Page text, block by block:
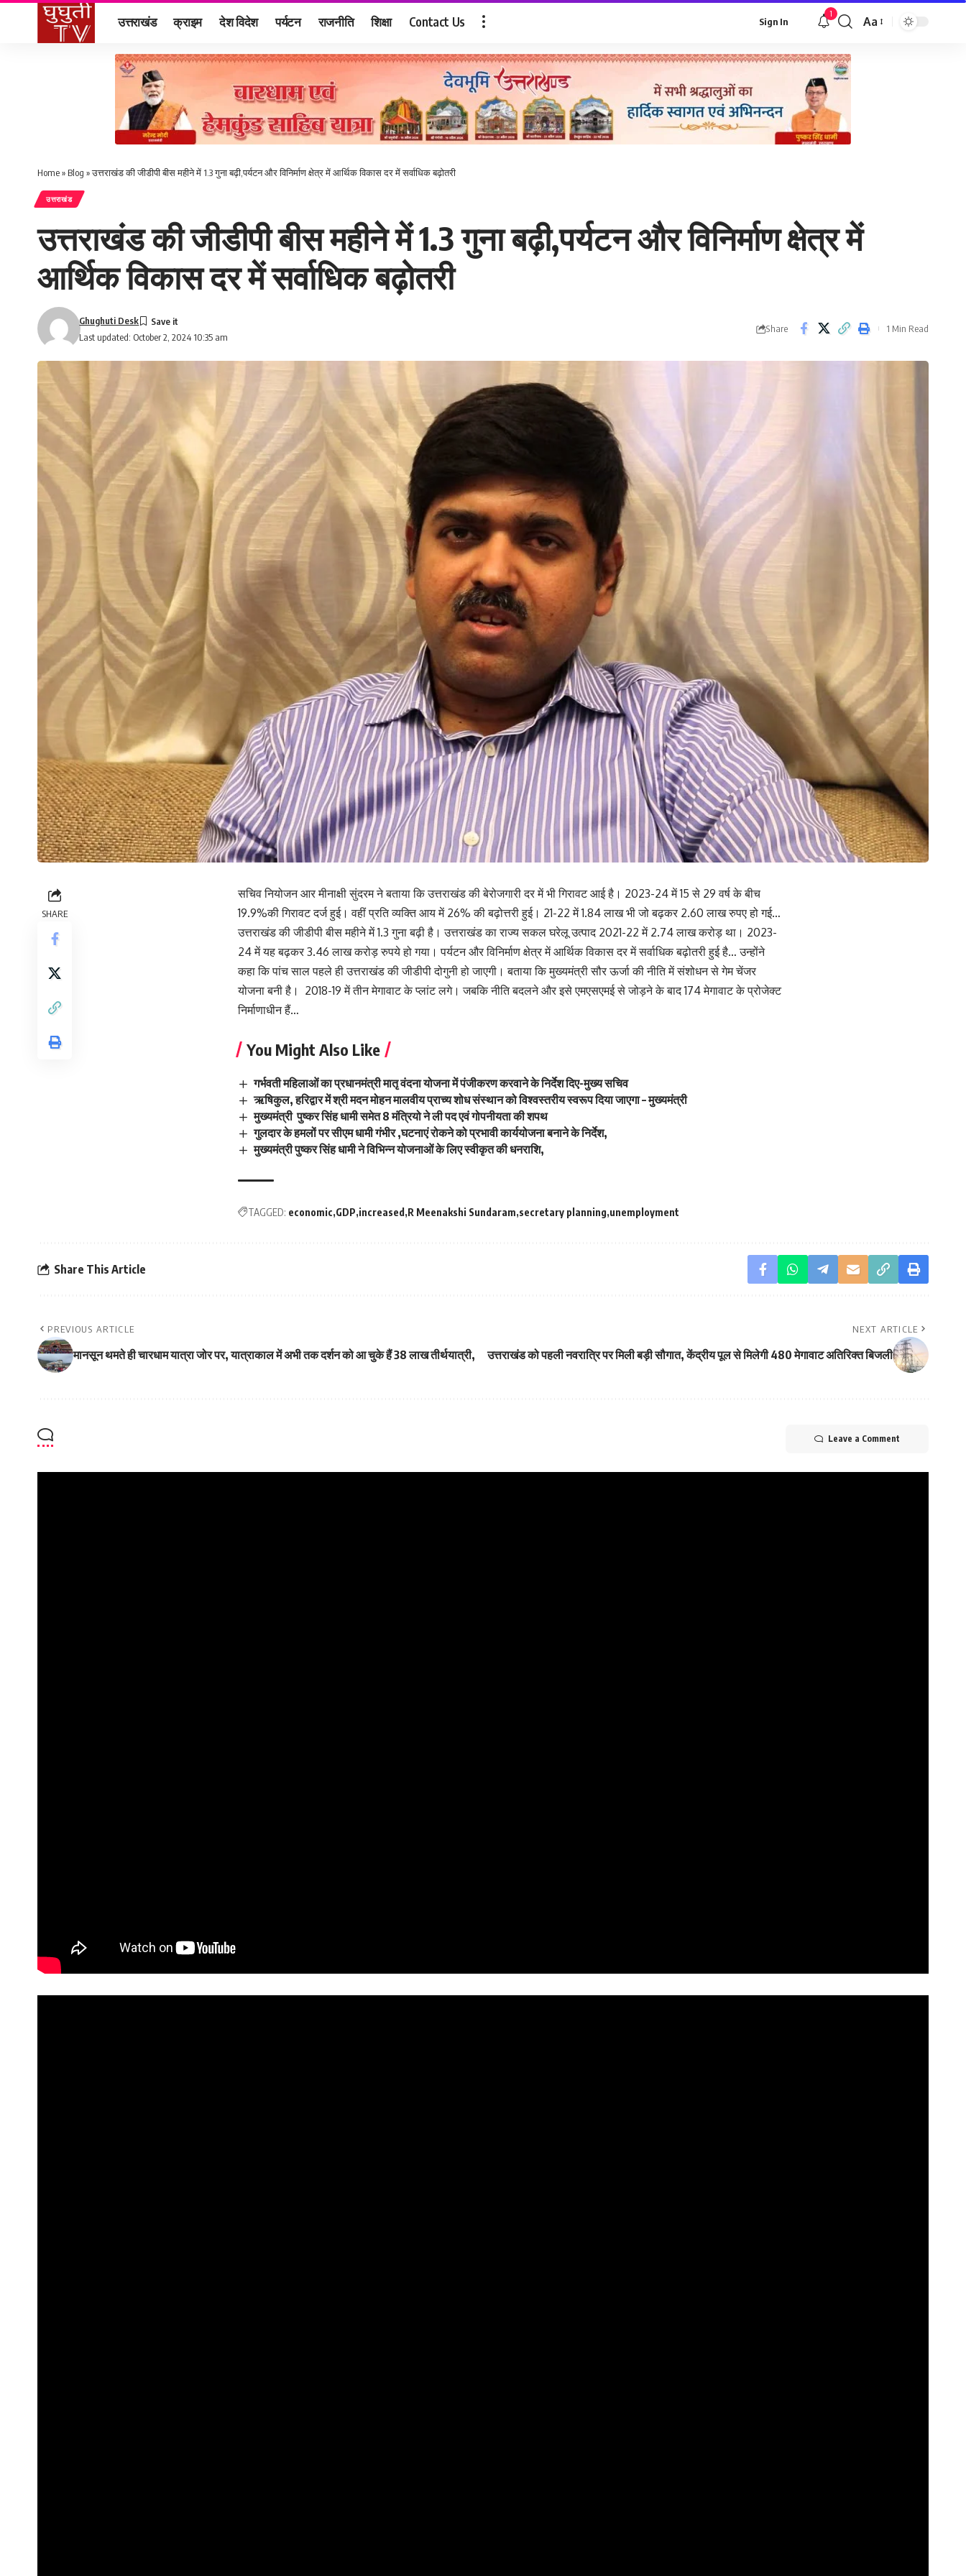
उत्तराखंड क्राइम देश विदेश पर्यटन राजनीति शिक्षा Contact Us Sign In
1
Font
Aa
Home» Blog »उत्तराखंड की जीडीपी बीस महीने में 1.3 गुना बढ़ी,पर्यटन और विनिर्माण क्षेत्र में आर्थिक विकास दर में सर्वाधिक बढ़ोतरी
उत्तराखंड
उत्तराखंड की जीडीपी बीस महीने में 1.3 गुना बढ़ी,पर्यटन और विनिर्माण क्षेत्र में
आर्थिक विकास दर में सर्वाधिक बढ़ोतरी
Last updated: October 2, 2024 10:35 am
Ghughuti Desk
Share 1 Min Read
SHARE
सचिव नियोजन आर मीनाक्षी सुंदरम ने बताया कि उत्तराखंड की बेरोजगारी दर में भी गिरावट आई है। 2023-24 में 15 से 29 वर्ष के बीच
19.9%की गिरावट दर्ज हुई। वहीं प्रति व्यक्ति आय में 26% की बढ़ोत्तरी हुई। 21-22 में 1.84 लाख भी जो बढ़कर 2.60 लाख रुपए हो गई…
उत्तराखंड की जीडीपी बीस महीने में 1.3 गुना बढ़ी है। उत्तराखंड का राज्य सकल घरेलू उत्पाद 2021-22 में 2.74 लाख करोड़ था। 2023-
24 में यह बढ़कर 3.46 लाख करोड़ रुपये हो गया। पर्यटन और विनिर्माण क्षेत्र में आर्थिक विकास दर में सर्वाधिक बढ़ोतरी हुई है… उन्होंने
कहा कि पांच साल पहले ही उत्तराखंड की जीडीपी दोगुनी हो जाएगी। बताया कि मुख्यमंत्री सौर ऊर्जा की नीति में संशोधन से गेम चेंजर
योजना बनी है। 2018-19 में तीन मेगावाट के प्लांट लगे। जबकि नीति बदलने और इसे एमएसएमई से जोड़ने के बाद 174 मेगावाट के प्रोजेक्ट
निर्माणाधीन हैं…
You Might Also Like
गर्भवती महिलाओं का प्रधानमंत्री मातृ वंदना योजना में पंजीकरण करवाने के निर्देश दिए-मुख्य सचिव
ऋषिकुल, हरिद्वार में श्री मदन मोहन मालवीय प्राच्य शोध संस्थान को विश्वस्तरीय स्वरूप दिया जाएगा – मुख्यमंत्री
मुख्यमंत्री पुष्कर सिंह धामी समेत 8 मंत्रियो ने ली पद एवं गोपनीयता की शपथ
गुलदार के हमलों पर सीएम धामी गंभीर ,घटनाएं रोकने को प्रभावी कार्ययोजना बनाने के निर्देश,
मुख्यमंत्री पुष्कर सिंह धामी ने विभिन्न योजनाओं के लिए स्वीकृत की धनराशि,
TAGGED: economic GDP increased R Meenakshi Sundaram secretary planning unemployment
Share This Article
PREVIOUS ARTICLE
मानसून थमते ही चारधाम यात्रा जोर पर, यात्राकाल में अभी तक दर्शन को आ चुके हैं 38 लाख तीर्थयात्री,
NEXT ARTICLE
उत्तराखंड को पहली नवरात्रि पर मिली बड़ी सौगात, केंद्रीय पूल से मिलेगी 480 मेगावाट अतिरिक्त बिजली
Leave a Comment